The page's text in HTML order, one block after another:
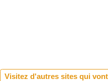
Visitez d'autres sites qui